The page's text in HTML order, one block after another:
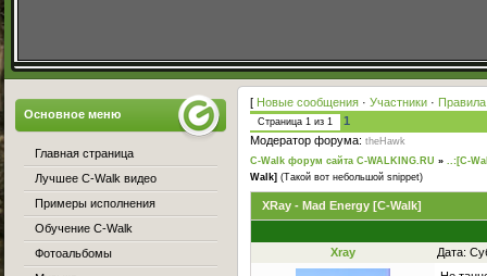
[ Новые сообщения · Участники ·
Страница 1 из 1
1
Модератор форума: theHawk
C-Walk форум сайта C-WALKING.RU » ..:[C-
Walk] (Такой вот небольшой snippet)
XRay - Mad Energy [C-Walk]
Xray Дата:
Основное меню
Главная страница
Лучшее C-Walk видео
Примеры исполнения
Обучение C-Walk
Фотоальбомы